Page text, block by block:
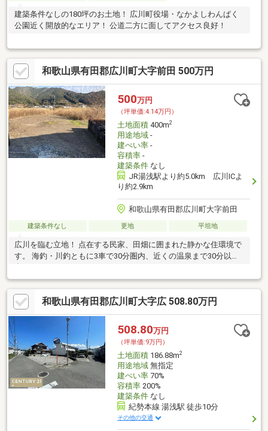
建築条件なしの180坪のお土地！ 広川町役場・なかよしわんぱく
公園近く開放的なエリア！ 公道二方に面してアクセス良好！
和歌山県有田郡広川町大字前田 500万円
500万円
（坪単価:4.14万円）
土地面積400m2
用途地域-
建ぺい率-
容積率-
建築条件なし
JR湯浅駅より約5.0km 広川ICよ
り約2.9km
和歌山県有田郡広川町大字前田
建築条件なし 更地 平坦地
広川を臨む立地！ 点在する民家、田畑に囲まれた静かな住環境で
す。 海釣・川釣ともに3車で30分圏内、近くの温泉まで30分以
和歌山県有田郡広川町大字広 508.80万円
508.80万円
（坪単価:9万円）
土地面積186.88m2
用途地域無指定
建ぺい率70%
容積率200%
建築条件なし
紀勢本線 湯浅駅 徒歩10分
その他の交通